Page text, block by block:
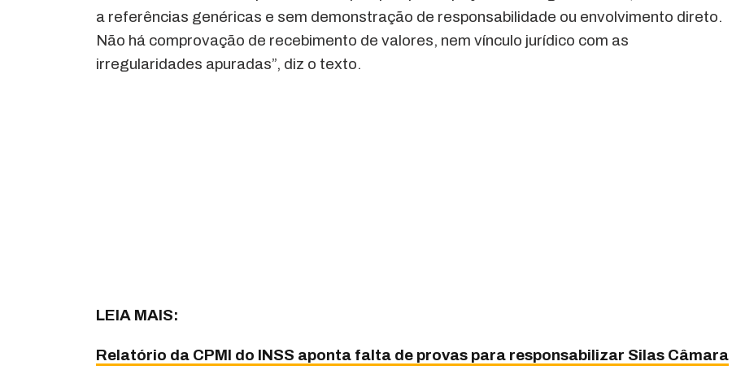
a referências genéricas e sem demonstração de responsabilidade ou envolvimento direto.
Não há comprovação de recebimento de valores, nem vínculo jurídico com as
irregularidades apuradas”, diz o texto.
LEIA MAIS:
Relatório da CPMI do INSS aponta falta de provas para responsabilizar Silas Câmara